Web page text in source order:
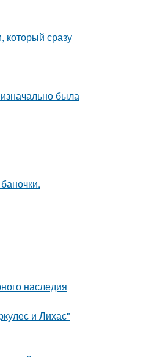
который сразу
была
наследия
и Лихас"